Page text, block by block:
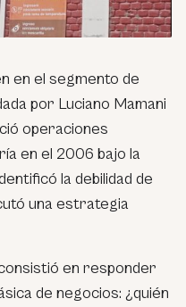
en el segmento de
por Luciano Mamani
operaciones
en el 2006 bajo la
la debilidad de
una estrategia
en responder
de negocios: ¿quién